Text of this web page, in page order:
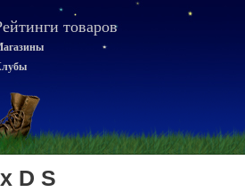
товаров
D S